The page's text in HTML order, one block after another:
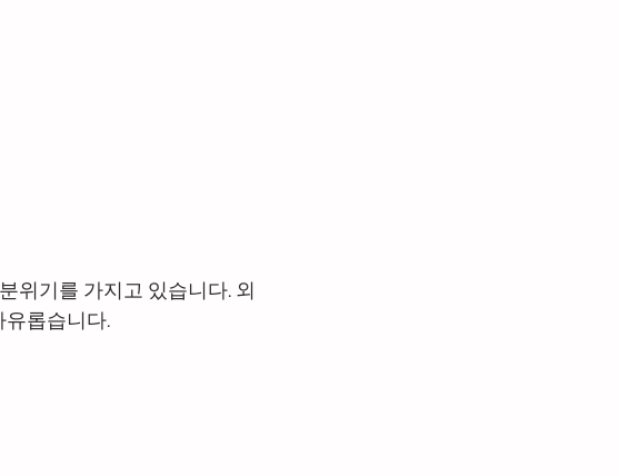
위기를 가지고 있습니다. 외
유롭습니다.